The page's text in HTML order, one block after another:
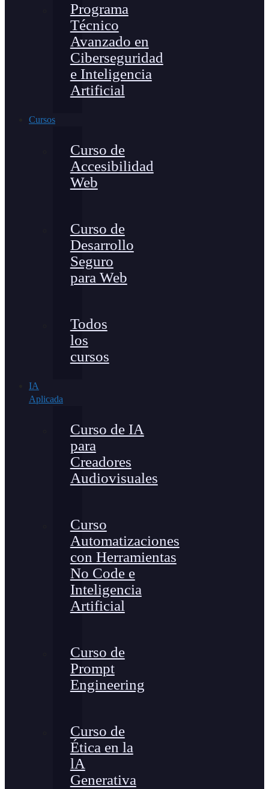
Programa
Técnico
Avanzado en
Ciberseguridad
e Inteligencia
Artificial
Cursos
Curso de
Accesibilidad
Web
Curso de
Desarrollo
Seguro
para Web
Todos
los
cursos
IA
Aplicada
Curso de IA
para
Creadores
Audiovisuales
Curso
Automatizaciones
con Herramientas
No Code e
Inteligencia
Artificial
Curso de
Prompt
Engineering
Curso de
Ética en la
lA
Generativa